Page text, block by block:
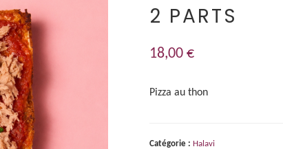
2 PARTS
18,00 €
Pizza au thon
Catégorie : Halavi